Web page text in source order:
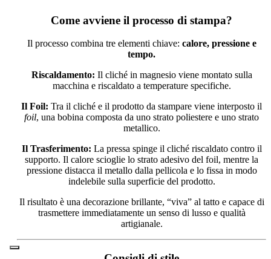
Come avviene il processo di stampa?
Il processo combina tre elementi chiave: calore, pressione e
tempo.
Riscaldamento: Il cliché in magnesio viene montato sulla
macchina e riscaldato a temperature specifiche.
Il Foil: Tra il cliché e il prodotto da stampare viene interposto il
foil, una bobina composta da uno strato poliestere e uno strato
metallico.
Il Trasferimento: La pressa spinge il cliché riscaldato contro il
supporto. Il calore scioglie lo strato adesivo del foil, mentre la
pressione distacca il metallo dalla pellicola e lo fissa in modo
indelebile sulla superficie del prodotto.
Il risultato è una decorazione brillante, “viva” al tatto e capace di
trasmettere immediatamente un senso di lusso e qualità
artigianale.